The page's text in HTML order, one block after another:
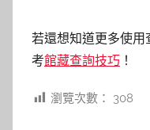
若還想知道更多使
考館藏查詢技巧 ！
瀏覽次數： 308